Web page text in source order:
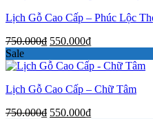
550.000₫.
Lịch Gỗ Cao Cấp – Phúc Lộc
750.000₫ Giá
là:
550.000₫Giá
tại
550.000₫.
Sale
Lịch Gỗ Cao Cấp – Chữ Tâm
750.000₫ Giá
550.000₫Giá